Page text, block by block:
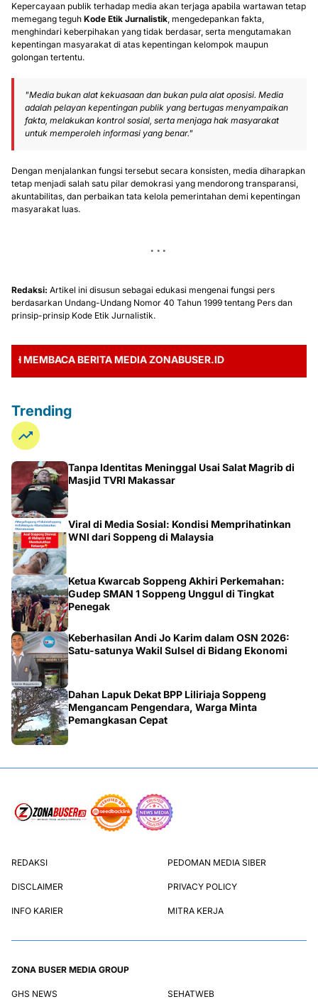
Kepercayaan publik terhadap media akan terjaga apabila wartawan tetap
memegang teguh Kode Etik Jurnalistik, mengedepankan fakta,
menghindari keberpihakan yang tidak berdasar, serta mengutamakan
kepentingan masyarakat di atas kepentingan kelompok maupun
golongan tertentu.
"Media bukan alat kekuasaan dan bukan pula alat oposisi. Media
adalah pelayan kepentingan publik yang bertugas menyampaikan
fakta, melakukan kontrol sosial, serta menjaga hak masyarakat
untuk memperoleh informasi yang benar."
Dengan menjalankan fungsi tersebut secara konsisten, media diharapkan
tetap menjadi salah satu pilar demokrasi yang mendorong transparansi,
akuntabilitas, dan perbaikan tata kelola pemerintahan demi kepentingan
masyarakat luas.
Redaksi: Artikel ini disusun sebagai edukasi mengenai fungsi pers
berdasarkan Undang-Undang Nomor 40 Tahun 1999 tentang Pers dan
prinsip-prinsip Kode Etik Jurnalistik.
BERITA MEDIA ZONABUSER.ID
Trending
Tanpa Identitas Meninggal Usai Salat Magrib di
Masjid TVRI Makassar
Viral di Media Sosial: Kondisi Memprihatinkan
WNI dari Soppeng di Malaysia
Ketua Kwarcab Soppeng Akhiri Perkemahan:
Gudep SMAN 1 Soppeng Unggul di Tingkat
Penegak
Keberhasilan Andi Jo Karim dalam OSN 2026:
Satu-satunya Wakil Sulsel di Bidang Ekonomi
Dahan Lapuk Dekat BPP Liliriaja Soppeng
Mengancam Pengendara, Warga Minta
Pemangkasan Cepat
REDAKSI PEDOMAN MEDIA SIBER
DISCLAIMER PRIVACY POLICY
INFO KARIER MITRA KERJA
ZONA BUSER MEDIA GROUP
GHS NEWS SEHATWEB